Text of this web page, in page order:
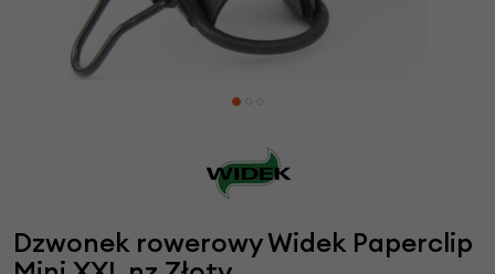
Dzwonek rowerowy Widek Paperclip